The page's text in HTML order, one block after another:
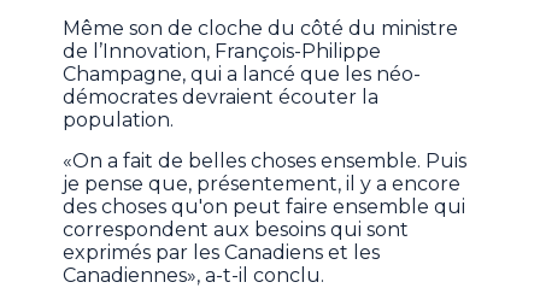
Même son de cloche du côté du ministre
de l’Innovation, François-Philippe
Champagne, qui a lancé que les néo-
démocrates devraient écouter la
population.
«On a fait de belles choses ensemble. Puis
je pense que, présentement, il y a encore
des choses qu'on peut faire ensemble qui
correspondent aux besoins qui sont
exprimés par les Canadiens et les
Canadiennes», a-t-il conclu.